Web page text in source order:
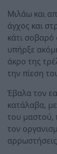
Μιλάω και
άγχος και
κάτι σοβαρό
υπήρξε
άκρο της
την πίεση
Έβαλα τον
κατάλαβα,
του μαστού,
τον